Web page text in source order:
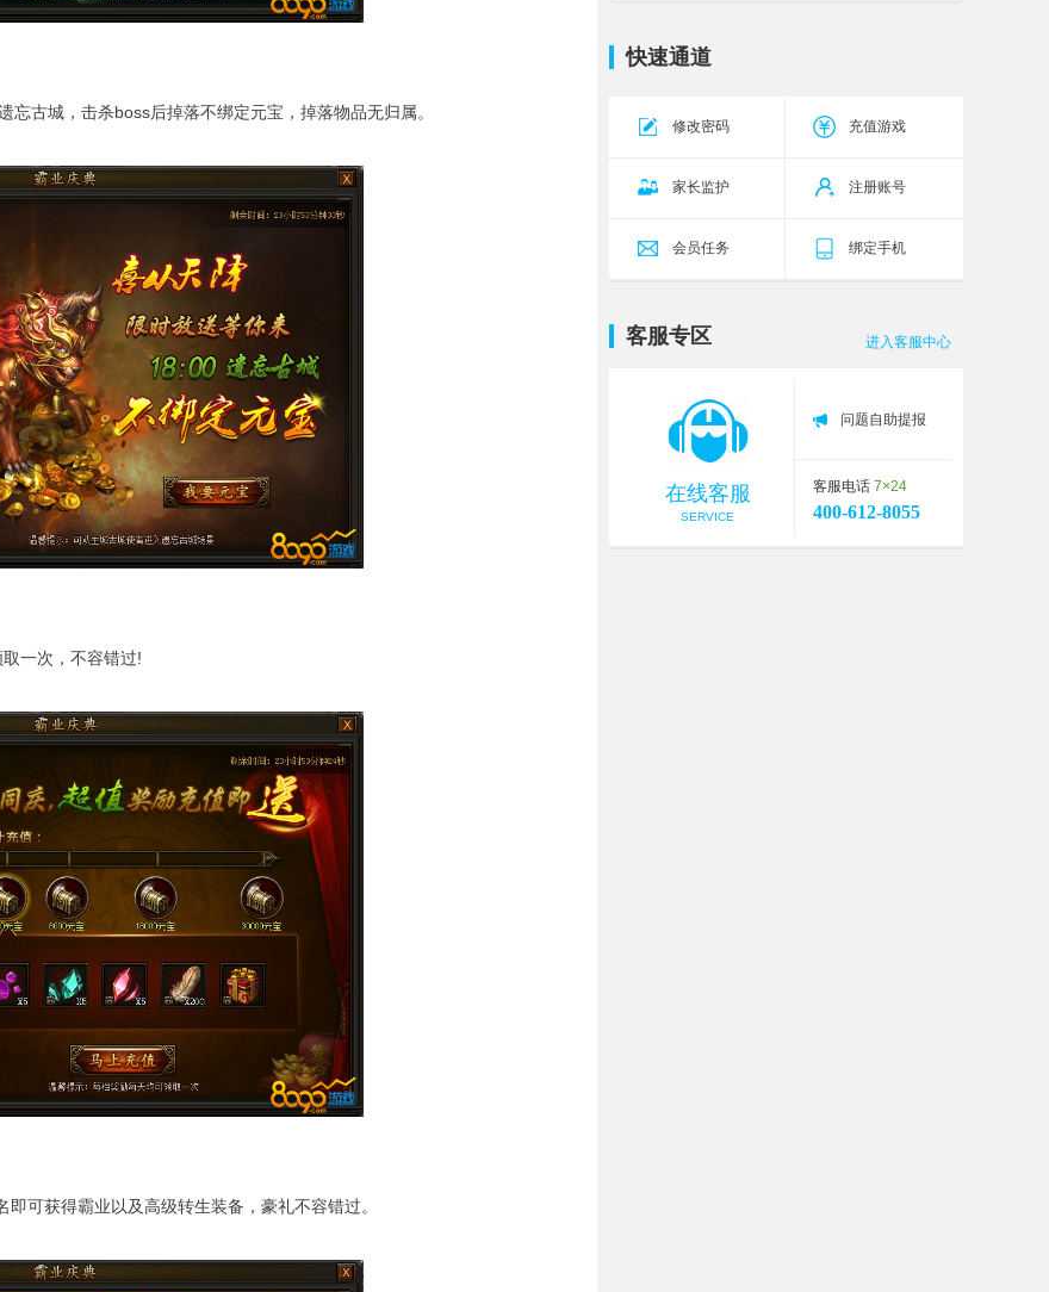
古城，击杀boss后掉落不绑定元宝，掉落物品无归属。
一次，不容错过!
获得霸业以及高级转生装备，豪礼不容错过。
九梦仙域 雁舞145服 今天0:05
九梦仙域 今天0:05
快速通道
修改密码 充值游戏
家长监护 注册账号
会员任务 绑定手机
进入客服中心
客服专区
在线客服
SERVICE
问题自助提报
客服电话 7×24
400-612-8055